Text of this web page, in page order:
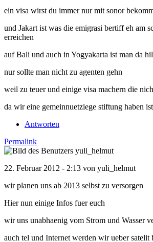
ein visa wirst du immer nur mit sonor
und Jakart ist was die emigrasi bertiff eh am
erreichen
auf Bali und auch in Yogyakarta ist man da
nur sollte man nicht zu agenten gehn
weil zu teuer und einige visa machern die
da wir eine gemeinnuetziege stiftung haben
Antworten
Permalink
22. Februar 2012 - 2:13 von yuli_helmut
wir planen uns ab 2013 selbst zu versorgen
Hier nun einige Infos fuer euch
wir uns unabhaenig vom Strom und Wasser
auch tel und Internet werden wir ueber satelit